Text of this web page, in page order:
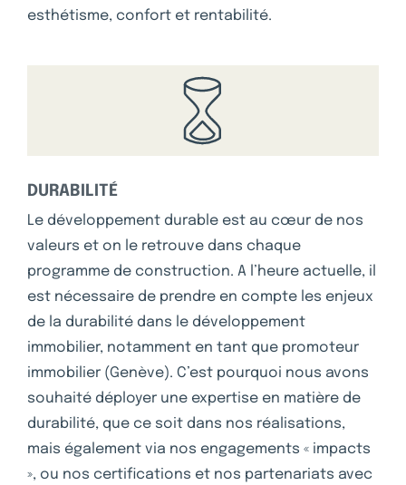
esthétisme, confort et rentabilité.
DURABILITÉ
Le développement durable est au cœur de nos
valeurs et on le retrouve dans chaque
programme de construction. A l’heure actuelle, il
est nécessaire de prendre en compte les enjeux
de la durabilité dans le développement
immobilier, notamment en tant que promoteur
immobilier (Genève). C’est pourquoi nous avons
souhaité déployer une expertise en matière de
durabilité, que ce soit dans nos réalisations,
mais également via nos engagements « impacts
», ou nos certifications et nos partenariats avec